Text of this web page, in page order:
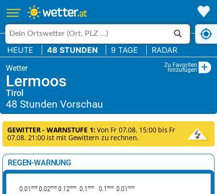
HEUTE 48 STUNDEN 9 TAGE RADAR
Zu Favoriten
hinzufügen +
Lermoos
Tirol
GEWITTER - WARNSTUFE 1:Von Fr 07.08. 15:00 bis Fr
07.08. 21:00 ist mit Gewittern zu rechnen.
REGEN-WARNUNG
0.01 mm 0.02mm 0.12mm 0.1 mm 0.1 mm 0.01 mm